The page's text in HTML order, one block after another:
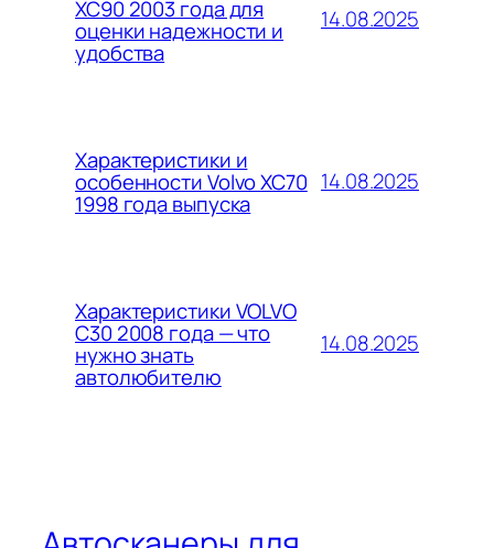
XC90 2003 года для
оценки надежности и
удобства
14.08.2025
Характеристики и
особенности Volvo XC70
1998 года выпуска
14.08.2025
Характеристики VOLVO
C30 2008 года — что
нужно знать
автолюбителю
14.08.2025